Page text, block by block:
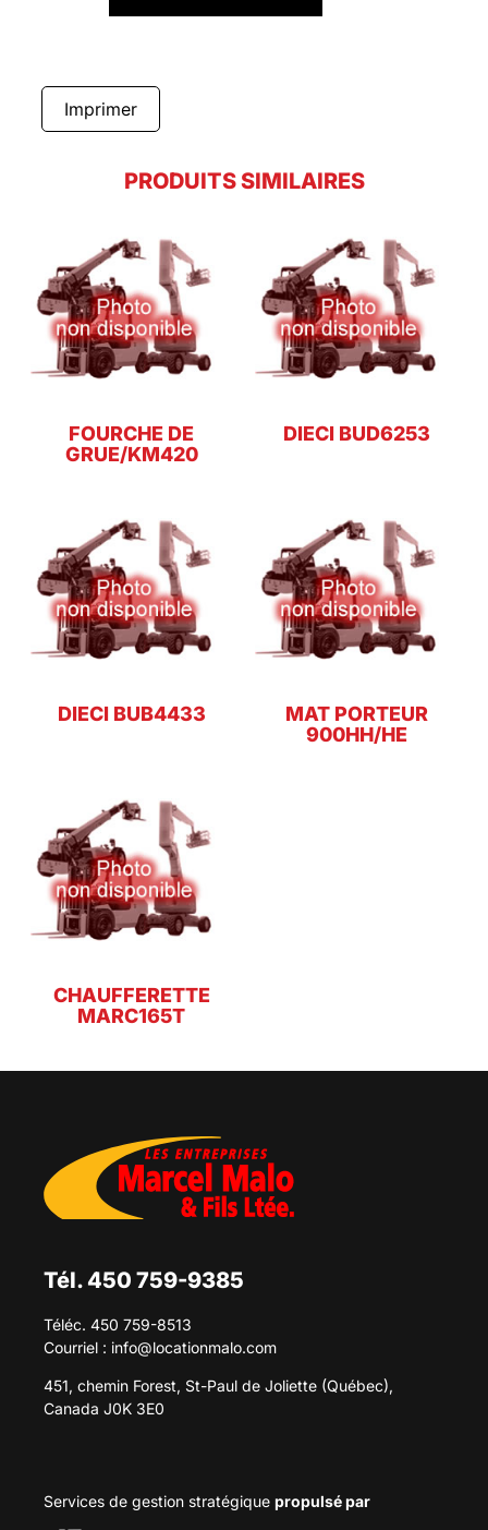
Imprimer
PRODUITS SIMILAIRES
FOURCHE DE
GRUE/KM420
DIECI BUD6253
DIECI BUB4433
MAT PORTEUR
900HH/HE
CHAUFFERETTE
MARC165T
Tél. 450 759-9385
Téléc. 450 759-8513
Courriel : info@locationmalo.com
451, chemin Forest, St-Paul de Joliette (Québec),
Canada J0K 3E0
Services de gestion stratégique propulsé par